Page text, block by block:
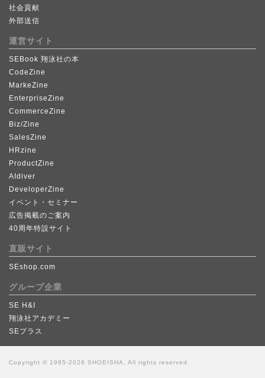
社会貢献
外部送信
運営サイト
SEBook 翔泳社の本
CodeZine
MarkeZine
EnterpriseZine
CommerceZine
Biz/Zine
SalesZine
HRzine
ProductZine
AIdiver
DeveloperZine
イベント・セミナー
広告掲載のご案内
40周年特設サイト
直販サイト
SEshop.com
グループ企業
SE H&I
翔泳社アカデミー
SEプラス
Copyright © 1985-2026 SHOEISHA, All rights reserved.